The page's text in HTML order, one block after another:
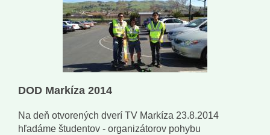
DOD Markíza 2014
Na deň otvorených dverí TV Markíza 23.8.2014
hľadáme študentov - organizátorov pohybu